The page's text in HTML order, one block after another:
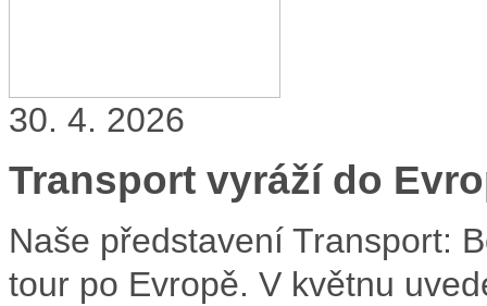
30. 4. 2026
Transport vyráží do
Naše představení Transport:
tour po Evropě. V květnu